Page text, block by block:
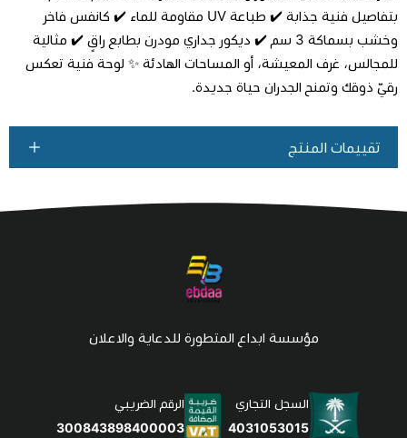
بتفاصيل فنية جذابة ✔️ طباعة UV مقاومة للماء ✔️ كانفس فاخر
وخشب بسماكة 3 سم ✔️ ديكور جداري مودرن بطابع راقٍ ✔️ مثالية
للمجالس، غرف المعيشة، أو المساحات الهادئة ✨ لوحة فنية تعكس
رقيّ ذوقك وتمنح الجدران حياة جديدة.
تقييمات المنتج
مؤسسة ابداع المتطورة للدعاية والاعلان
السجل التجاري
4031053015
الرقم الضريبي
300843898400003